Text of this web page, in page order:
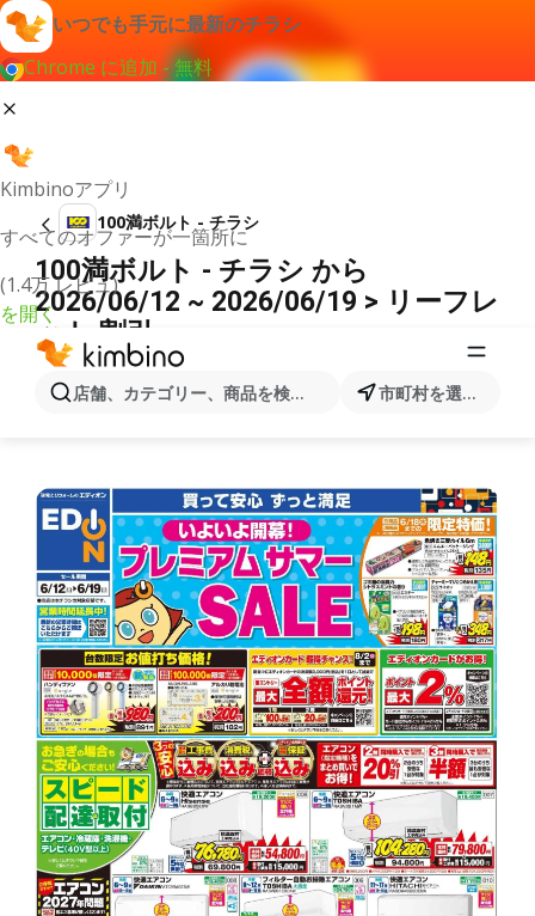
いつでも手元に最新のチラシ
Chrome に追加 - 無料
Kimbinoアプリ
すべてのオファーが一箇所に
(1.4万 レビュ)
を開く
店舗、カテゴリー、商品を検索... 市町村を選択します
100満ボルト - チラシ
100満ボルト - チラシ から
2026/06/12 ~ 2026/06/19 > リーフレ
ット 割引